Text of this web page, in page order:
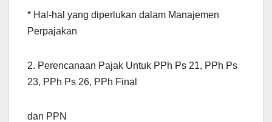
* Hal-hal yang diperlukan dalam Manajemen
Perpajakan
2. Perencanaan Pajak Untuk PPh Ps 21, PPh Ps
23, PPh Ps 26, PPh Final
dan PPN